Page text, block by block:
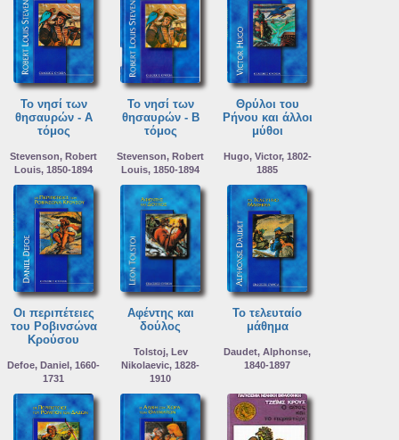
Το νησί των
θησαυρών - Α
τόμος
Stevenson, Robert
Louis, 1850-1894
Το νησί των
θησαυρών - Β
τόμος
Stevenson, Robert
Louis, 1850-1894
Θρύλοι του
Ρήνου και άλλοι
μύθοι
Hugo, Victor, 1802-
1885
Οι περιπέτειες
του Ροβινσώνα
Κρούσου
Defoe, Daniel, 1660-
1731
Αφέντης και
δούλος
Tolstoj, Lev
Nikolaevic, 1828-
1910
Το τελευταίο
μάθημα
Daudet, Alphonse,
1840-1897